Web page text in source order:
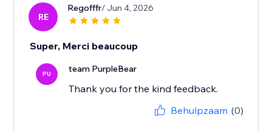
RE
Regofffr/ Jun 4, 2026
Super, Merci beaucoup
PU team PurpleBear
Thank you for the kind feedback.
Behulpzaam (0)